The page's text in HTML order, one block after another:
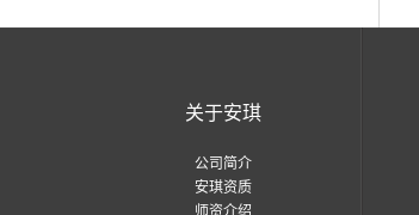
关于安琪
公司简介
安琪资质
师资介绍